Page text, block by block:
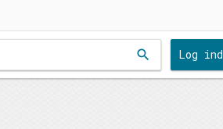
search Log ind